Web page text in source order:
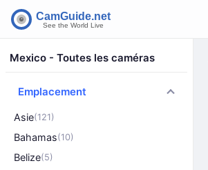
Mexico - Toutes les caméras
Emplacement
Asie(121)
Bahamas(10)
Belize(5)